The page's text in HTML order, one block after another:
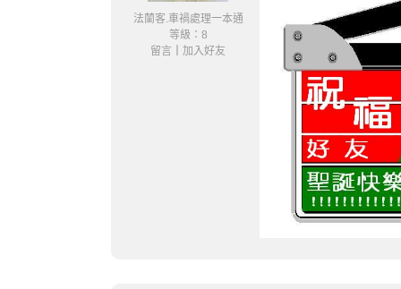
法蘭客.車禍處理一本通
等級：8
留言
加入好友